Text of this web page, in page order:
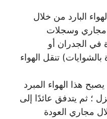
البارد من خلال
مجاري وسجلات
في الجدران أو
تنقل الهواء
هذا الهواء المبرد
؛ ثم يتدفق عائدًا إلى
مجاري العودة